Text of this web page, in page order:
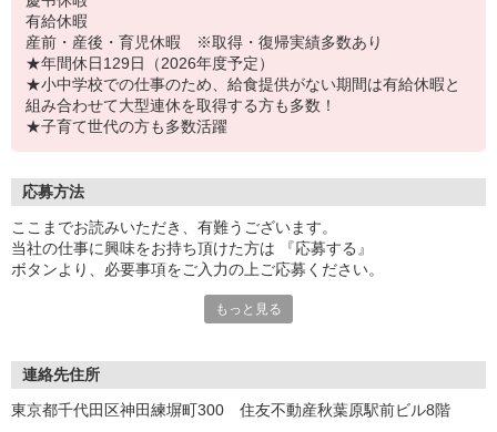
有給休暇
産前・産後・育児休暇 ※取得・復帰実績多数あり
★年間休日129日（2026年度予定）
★小中学校での仕事のため、給食提供がない期間は有給休暇と
組み合わせて大型連休を取得する方も多数！
★子育て世代の方も多数活躍
応募方法
ここまでお読みいただき、有難うございます。
当社の仕事に興味をお持ち頂けた方は 『応募する』
ボタンより、必要事項をご入力の上ご応募ください。
面接に進む方は、1週間以内に折返しのご連絡を
▼
もっと見る
連絡先住所
東京都千代田区神田練塀町300 住友不動産秋葉原駅前ビル8階